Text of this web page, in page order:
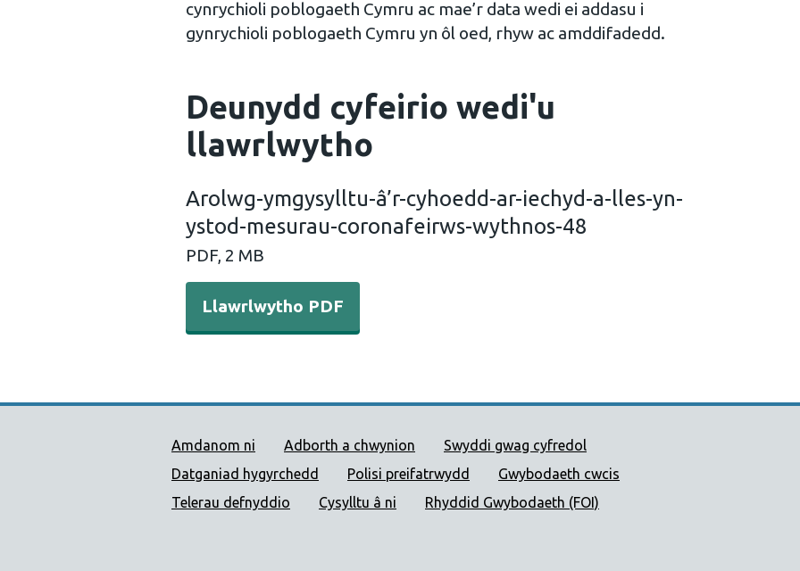
cynrychioli poblogaeth Cymru ac mae’r data wedi ei addasu i
gynrychioli poblogaeth Cymru yn ôl oed, rhyw ac amddifadedd.
Deunydd cyfeirio wedi'u
llawrlwytho
Arolwg-ymgysylltu-â’r-cyhoedd-ar-iechyd-a-lles-yn-
ystod-mesurau-coronafeirws-wythnos-48
PDF, 2 MB
Llawrlwytho PDF
Dolenni Cymorth Iechyd Cyhoeddus Cymru
Amdanom ni Adborth a chwynion
Swyddi gwag cyfredol
Datganiad hygyrchedd
Polisi preifatrwydd
Gwybodaeth cwcis
Telerau defnyddio
Cysylltu â ni Rhyddid Gwybodaeth (FOI)